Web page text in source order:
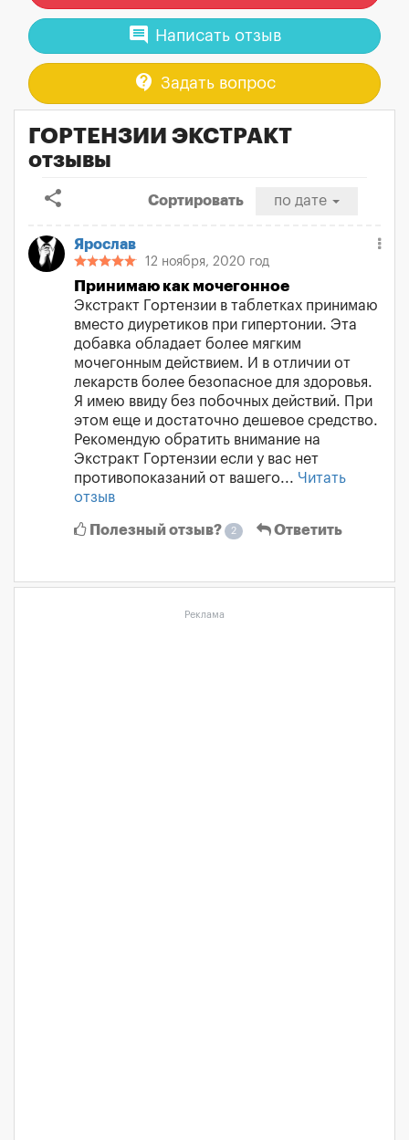
comment Написать отзыв
contact_support Задать вопрос
ГОРТЕНЗИИ ЭКСТРАКТ
отзывы
share
Сортировать по дате
Ярослав
12 ноября, 2020 год
Принимаю как мочегонное
Экстракт Гортензии в таблетках принимаю
вместо диуретиков при гипертонии. Эта
добавка обладает более мягким
мочегонным действием. И в отличии от
лекарств более безопасное для здоровья.
Я имею ввиду без побочных действий. При
этом еще и достаточно дешевое средство.
Рекомендую обратить внимание на
Экстракт Гортензии если у вас нет
противопоказаний от вашего... Читать
отзыв
Полезный отзыв? 2 Ответить
Реклама